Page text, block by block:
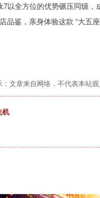
以全方位的优势碾压同级，
品鉴，亲身体验这款 “大五
文章来自网络，不代表本站观
机